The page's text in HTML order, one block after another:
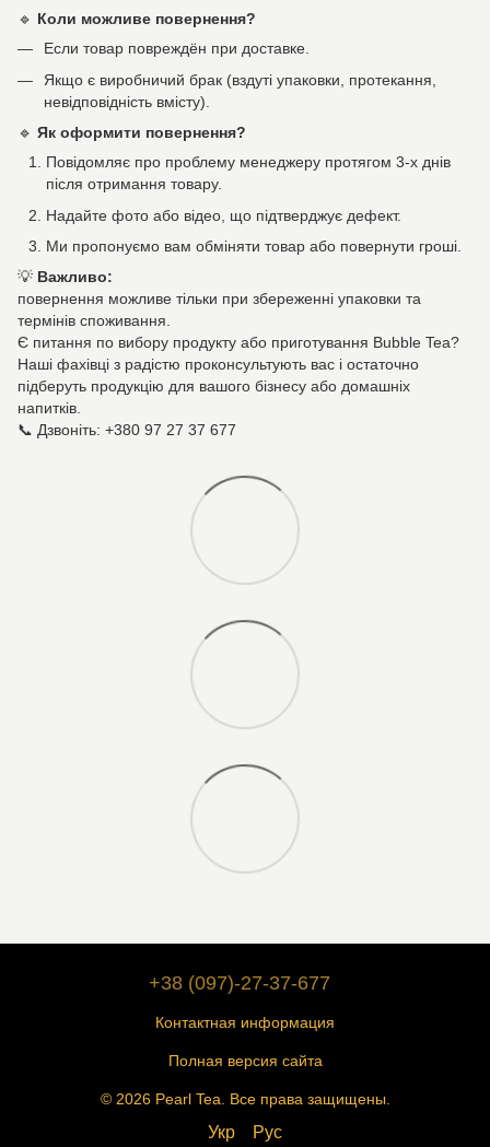
🔹 Коли можливе повернення?
Если товар повреждён при доставке.
Якщо є виробничий брак (вздуті упаковки, протекання,
невідповідність вмісту).
🔹 Як оформити повернення?
Повідомляє про проблему менеджеру протягом 3-х днів
після отримання товару.
Надайте фото або відео, що підтверджує дефект.
Ми пропонуємо вам обміняти товар або повернути гроші.
💡 Важливо:
повернення можливе тільки при збереженні упаковки та
термінів споживання.
Є питання по вибору продукту або приготування Bubble Tea?
Наші фахівці з радістю проконсультують вас і остаточно
підберуть продукцію для вашого бізнесу або домашніх
напитків.
📞 Дзвоніть: +380 97 27 37 677
+38 (097)-27-37-677
Контактная информация
Полная версия сайта
© 2026 Pearl Tea. Все права защищены.
Укр Рус